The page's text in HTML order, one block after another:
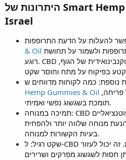
היתרונות של Smart Hemp Oil & Gummies
Israel
& Oil
רוגע. CBD מתקשר למערכת האנדוקנבינואידית של הגוף,
Hemp Gummies & Oil
תומכת בשגשוג נפשי ואמיתי.
תמיכה במנוחה: CBD נרשם כדי ליהנות מיתרונות פוטנציאליים
מנוחה שלווה יותר ולהפחית
בעיות הקשורות למנוחה.
שקט רגיל: ל-CBD יש כנראה תכונות מקלות. זה יכול לעזור